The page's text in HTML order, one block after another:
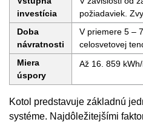
investícia
požiadaviek.
Doba
návratnosti
V priemere 5 –
celosvetovej
Miera
úspory
Až 16. 859
Kotol predstavuje základnú
systéme. Najdôležitejšími